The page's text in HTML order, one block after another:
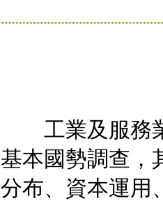
工業及服務業
基本國勢調查，
分布、資本運用